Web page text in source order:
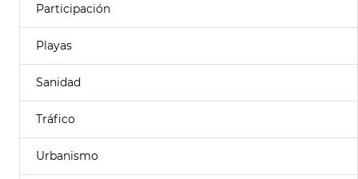
Participación
Playas
Sanidad
Tráfico
Urbanismo